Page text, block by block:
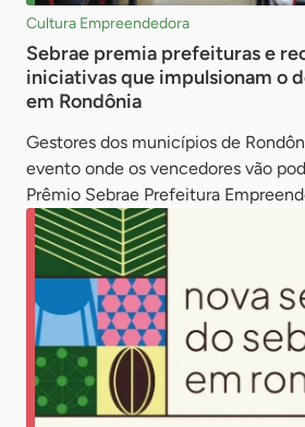
Cultura Empreendedora
Sebrae premia prefeituras e
iniciativas que impulsionam o
em Rondônia
Gestores dos municípios de
evento onde os vencedores vão
Prêmio Sebrae Prefeitura